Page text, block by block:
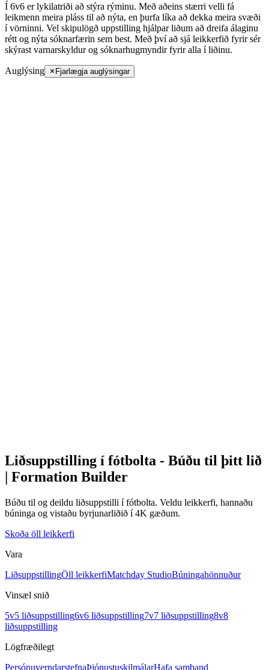
Í 6v6 er lykilatriði að stýra rýminu. Með aðeins stærri velli fá
leikmenn meira pláss til að nýta, en þurfa líka að dekka meira svæði
í vörninni. Vel skipulögð uppstilling hjálpar liðum að dreifa álaginu
rétt og nýta sóknarfærin sem best. Með því að sjá leikkerfið fyrir sér
skýrast varnarskyldur og sóknarhugmyndir fyrir alla í liðinu.
Auglýsing Fjarlægja auglýsingar
Liðsuppstilling í fótbolta - Búðu til þitt lið
| Formation Builder
Búðu til og deildu liðsuppstilli í fótbolta. Veldu leikkerfi, hannaðu
búninga og vistaðu byrjunarliðið í 4K gæðum.
Skoða öll leikkerfi
Vara
LiðsuppstillingÖll leikkerfiMatchday StudioBúningahönnuður
Vinsæl snið
5v5 liðsuppstilling6v6 liðsuppstilling7v7 liðsuppstilling8v8
liðsuppstilling
Lögfræðilegt
PersónuverndarstefnaÞjónustuskilmálarHafa samband